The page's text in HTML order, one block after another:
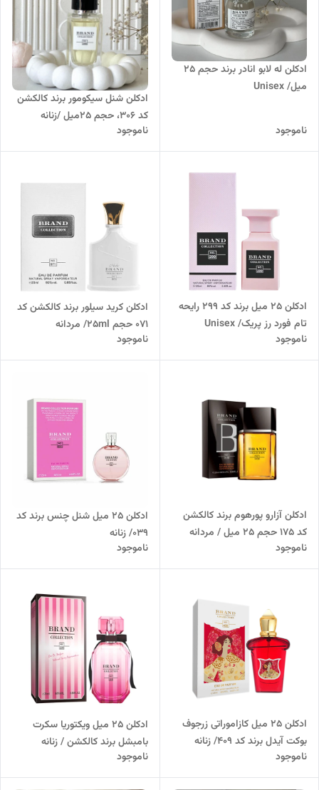
ادکلن له لابو انادر برند حجم 25
میل/ Unisex
ناموجود
ادکلن شنل سیکومور برند کالکشن
کد 306، حجم 25میل /زنانه
ناموجود
ادکلن 25 میل برند کد 299 رایحه
تام فورد رز پریک/ Unisex
ناموجود
ادکلن کرید سیلور برند کالکشن کد
071 حجم 25ml/ مردانه
ناموجود
ادکلن آزارو پورهوم برند کالکشن
کد 175 حجم 25 میل / مردانه
ناموجود
ادکلن 25 میل شنل چنس برند کد
039/ زنانه
ناموجود
ادکلن 25 میل کازاموراتی زرجوف
بوکت آیدل برند کد 409/ زنانه
ناموجود
ادکلن 25 میل ویکتوریا سکرت
بامبشل برند کالکشن / زنانه
ناموجود